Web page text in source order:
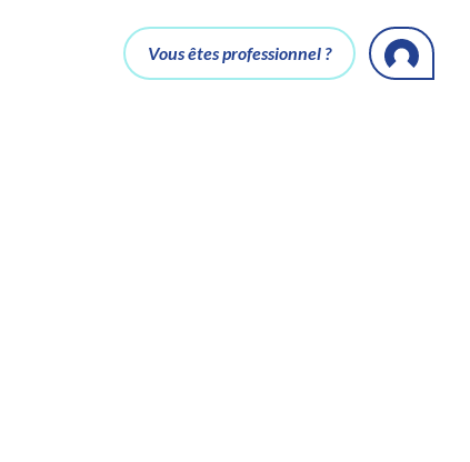
Vous êtes professionnel ?